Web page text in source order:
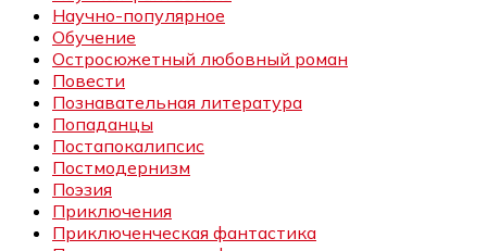
Научно-популярное
Обучение
Остросюжетный любовный роман
Повести
Познавательная литература
Попаданцы
Постапокалипсис
Постмодернизм
Поэзия
Приключения
Приключенческая фантастика